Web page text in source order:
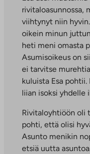
rivitaloasunnossa,
viihtynyt niin
oikein minun
heti meni omasta
Asumisoikeus on
ei tarvitse
kuluista Esa
liian isoksi yhdelle
Rivitaloyhtiöön oli
pohti, että olisi
Asunto menikin
etsiä uutta